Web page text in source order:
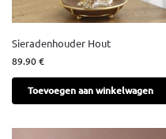
Sieradenhouder Hout
89.90€
Toevoegen aan winkelwagen